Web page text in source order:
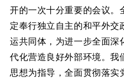
开的一次十分重要的会议。
定奉行独立自主的和平外交
运共同体，为进一步全面深
代化营造良好外部环境。我
思想为指导，全面贯彻落实